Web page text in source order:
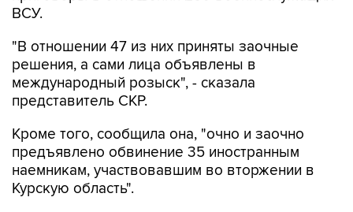
ВСУ.
"В отношении 47 из них приняты заочные
решения, а сами лица объявлены в
международный розыск", - сказала
представитель СКР.
Кроме того, сообщила она, "очно и заочно
предъявлено обвинение 35 иностранным
наемникам, участвовавшим во вторжении в
Курскую область".